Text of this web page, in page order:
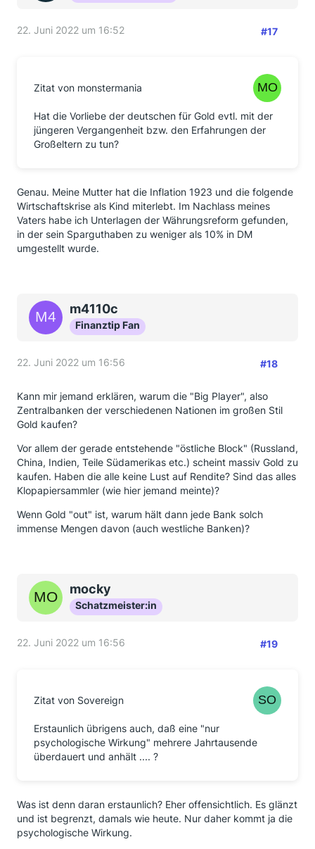
22. Juni 2022 um 16:52 #17
Zitat von monstermania
Hat die Vorliebe der deutschen für Gold evtl. mit der
jüngeren Vergangenheit bzw. den Erfahrungen der
Großeltern zu tun?
Genau. Meine Mutter hat die Inflation 1923 und die folgende
Wirtschaftskrise als Kind miterlebt. Im Nachlass meines
Vaters habe ich Unterlagen der Währungsreform gefunden,
in der sein Sparguthaben zu weniger als 10% in DM
umgestellt wurde.
m4110c
Finanztip Fan
22. Juni 2022 um 16:56 #18
Kann mir jemand erklären, warum die "Big Player", also
Zentralbanken der verschiedenen Nationen im großen Stil
Gold kaufen?
Vor allem der gerade entstehende "östliche Block" (Russland,
China, Indien, Teile Südamerikas etc.) scheint massiv Gold zu
kaufen. Haben die alle keine Lust auf Rendite? Sind das alles
Klopapiersammler (wie hier jemand meinte)?
Wenn Gold "out" ist, warum hält dann jede Bank solch
immense Mengen davon (auch westliche Banken)?
mocky
Schatzmeister:in
22. Juni 2022 um 16:56 #19
Zitat von Sovereign
Erstaunlich übrigens auch, daß eine "nur
psychologische Wirkung" mehrere Jahrtausende
überdauert und anhält .... ?
Was ist denn daran erstaunlich? Eher offensichtlich. Es glänzt
und ist begrenzt, damals wie heute. Nur daher kommt ja die
psychologische Wirkung.